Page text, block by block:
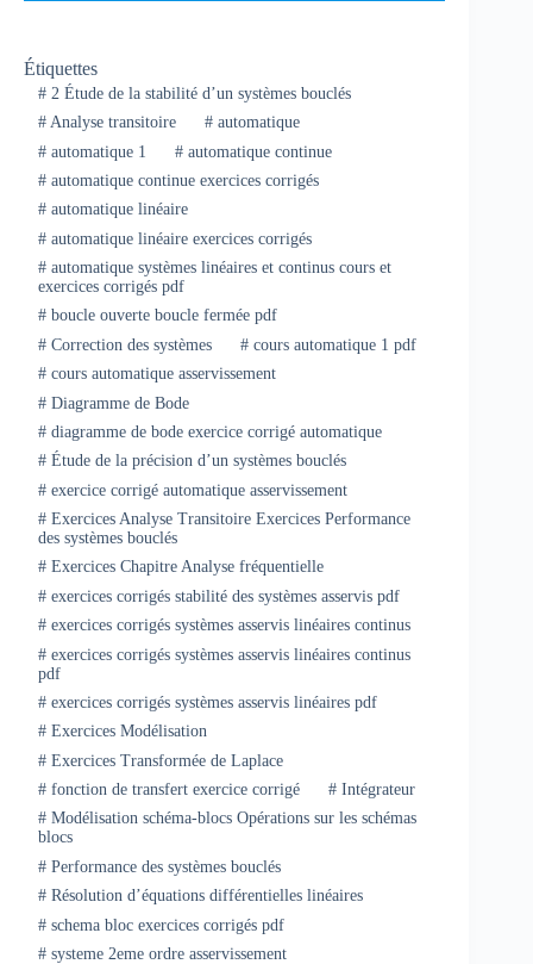
Étiquettes
#2 Étude de la stabilité d’un systèmes bouclés
#Analyse transitoire #automatique
#automatique 1 #automatique continue
#automatique continue exercices corrigés
#automatique linéaire
#automatique linéaire exercices corrigés
#automatique systèmes linéaires et continus cours et
exercices corrigés pdf
#boucle ouverte boucle fermée pdf
#Correction des systèmes #cours automatique 1 pdf
#cours automatique asservissement
#Diagramme de Bode
#diagramme de bode exercice corrigé automatique
#Étude de la précision d’un systèmes bouclés
#exercice corrigé automatique asservissement
#Exercices Analyse Transitoire Exercices Performance
des systèmes bouclés
#Exercices Chapitre Analyse fréquentielle
#exercices corrigés stabilité des systèmes asservis pdf
#exercices corrigés systèmes asservis linéaires continus
#exercices corrigés systèmes asservis linéaires continus
pdf
#exercices corrigés systèmes asservis linéaires pdf
#Exercices Modélisation
#Exercices Transformée de Laplace
#fonction de transfert exercice corrigé #Intégrateur
#Modélisation schéma-blocs Opérations sur les schémas
blocs
#Performance des systèmes bouclés
#Résolution d’équations différentielles linéaires
#schema bloc exercices corrigés pdf
#systeme 2eme ordre asservissement